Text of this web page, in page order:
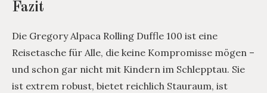
Fazit
Die Gregory Alpaca Rolling Duffle 100 ist eine
Reisetasche für Alle, die keine Kompromisse mögen –
und schon gar nicht mit Kindern im Schlepptau. Sie
ist extrem robust, bietet reichlich Stauraum, ist